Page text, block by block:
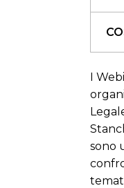
I
sono